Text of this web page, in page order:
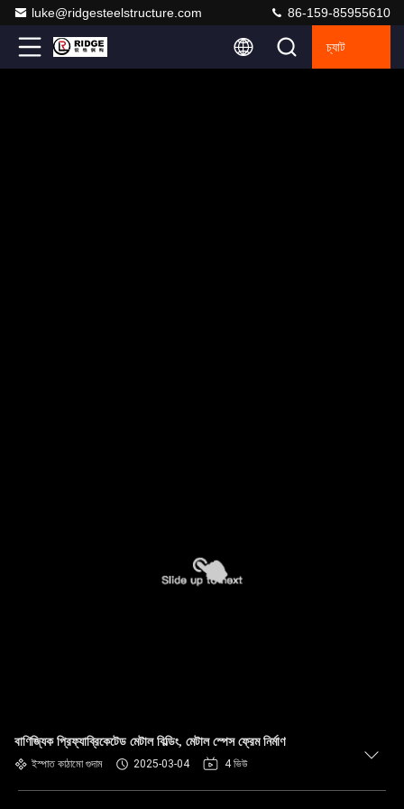
luke@ridgesteelstructure.com 86-159-85955610
চ্যাট
বাণিজ্যিক প্রিফ্যাব্রিকেটেড মেটাল বিল্ডিং, মেটাল স্পেস ফ্রেম নির্মাণ
ইস্পাত কাঠামো গুদাম 2025-03-04 4 ভিউ